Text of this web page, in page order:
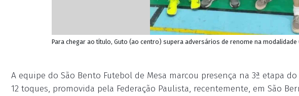
Para chegar ao título, Guto (ao centro) supera adversários de renome na modalidade
A equipe do São Bento Futebol de Mesa marcou presença na 3ª etapa
12 toques, promovida pela Federação Paulista, recentemente, em São